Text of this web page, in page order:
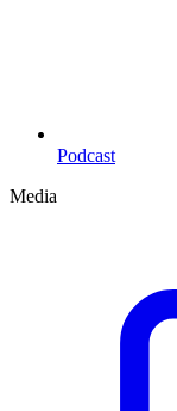
Podcast
Media